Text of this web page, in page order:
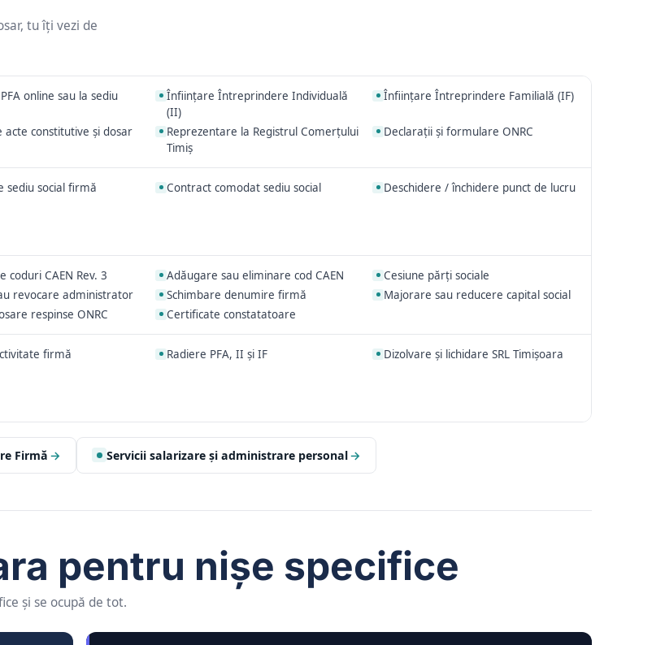
tu îți vezi de
online sau la sediu
Înființare Întreprindere Individuală
(II)
Înființare Întreprindere Familială (IF)
acte constitutive și dosar
Reprezentare la Registrul Comerțului
Timiș
Declarații și formulare ONRC
sediu social firmă Contract comodat sediu social Deschidere / închidere punct de lucru
coduri CAEN Rev. 3 Adăugare sau eliminare cod CAEN
Cesiune părți sociale
revocare administrator Schimbare denumire firmă
Majorare sau reducere capital social
respinse ONRC Certificate constatatoare
firmă Radiere PFA, II și IF Dizolvare și lichidare SRL Timișoara
Firmă → Servicii salarizare și administrare personal→
pentru nișe specifice
și se ocupă de tot.